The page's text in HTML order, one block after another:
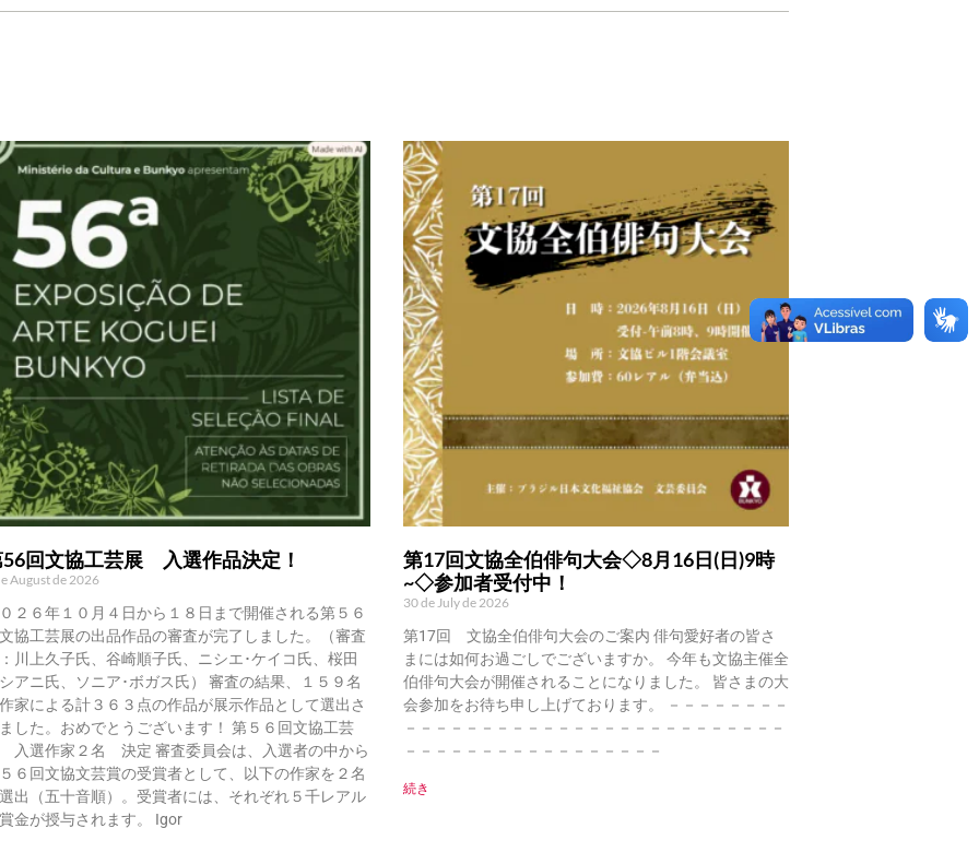
回文協工芸展 入選作品決定！
August de 2026
２６年１０月４日から１８日まで開催される第５６
協工芸展の出品作品の審査が完了しました。（審査
川上久子氏、谷崎順子氏、ニシエ･ケイコ氏、桜田
アニ氏、ソニア･ボガス氏） 審査の結果、１５９名
家による計３６３点の作品が展示作品として選出さ
した。おめでとうございます！ 第５６回文協工芸
入選作家２名 決定 審査委員会は、入選者の中から
６回文協文芸賞の受賞者として、以下の作家を２名
出（五十音順）。受賞者には、それぞれ５千レアル
金が授与されます。 Igor
第17回文協全伯俳句大会◇8月16日(日)9時
~◇参加者受付中！
30 de July de 2026
第17回 文協全伯俳句大会のご案内 俳句愛好者の皆さ
まには如何お過ごしでございますか。 今年も文協主催全
伯俳句大会が開催されることになりました。 皆さまの大
会参加をお待ち申し上げております。 －－－－－－－－
－－－－－－－－－－－－－－－－－－－－－－－－－
－－－－－－－－－－－－－－－－－
続き